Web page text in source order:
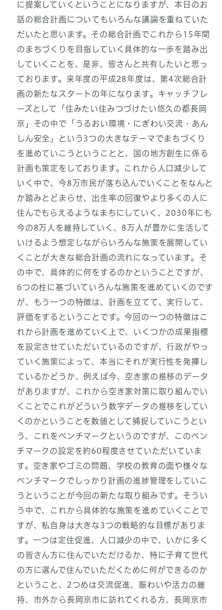
に提案していくということになりますが、本日のお
話の総合計画についてもいろんな議論を重ねていた
だいたと思います。その総合計画でこれから15年間
のまちづくりを目指していく具体的な一歩を踏み出
していくことを、是非、皆さんと共有したいと思っ
ております。来年度の平成28年度は、第4次総合計
画の新たなスタートの年になります。キャッチフレ
ーズとして「住みたい住みつづけたい悠久の都長岡
京」その中で「うるおい環境・にぎわい交流・あん
しん安全」という3つの大きなテーマでまちづくり
を進めていこうということと、国の地方創生に係る
計画も策定をしております。これから人口減少して
いく中で、今8万市民が落ち込んでいくことをなんと
か踏みとどまらせ、出生率の回復やより多くの人に
住んでもらえるようなまちにしていく、2030年にも
今の8万人を維持していく、8万人が豊かに生活して
いけるよう想定しながらいろんな施策を展開してい
くことが大きな総合計画の流れになっています。そ
の中で、具体的に何をするのかということですが、
6つの柱に基づいていろんな施策を進めていくのです
が、もう一つの特徴は、計画を立てて、実行して、
評価をするということです。今回の一つの特徴はこ
れから計画を進めていく上で、いくつかの成果指標
を設定させていただいているのですが、行政がやっ
ていく施策によって、本当にそれが実行性を発揮し
ているかどうか、例えば今、空き家の推移のデータ
がありますが、これから空き家対策に取り組んでい
くことでこれがどういう数字データの推移をしてい
くのかということを数値として捕捉していこうとい
う、これをベンチマークというのですが、このベン
チマークの設定を約60程度させていただいていま
す。空き家やゴミの問題、学校の教育の面や様々な
ベンチマークでしっかり計画の進捗管理をしていこ
うということが今回の新たな取り組みです。そうい
う中で、これから具体的な施策を進めていくことで
すが、私自身は大きな3つの戦略的な目標がありま
す。一つは定住促進、人口減少の中で、いかに多く
の皆さん方に住んでいただけるか、特に子育て世代
の方に選んで住んでいただくために何ができるのか
ということ、2つめは交流促進、賑わいや活力の維
持、市外から長岡京市に訪れてくれる方、長岡京市